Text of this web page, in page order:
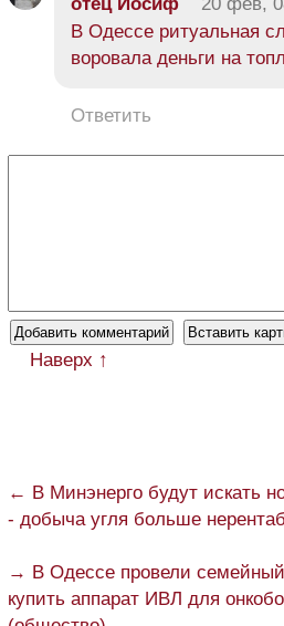
В Одессе ритуальная
воровала деньги на
Ответить
Наверх ↑
← В Минэнерго будут искать
- добыча угля больше
→ В Одессе провели
купить аппарат ИВЛ для